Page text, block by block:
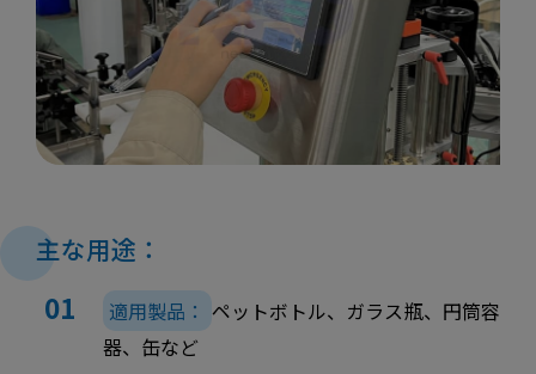
主な用途：
適用製品： ペットボトル、ガラス瓶、円筒容
器、缶など